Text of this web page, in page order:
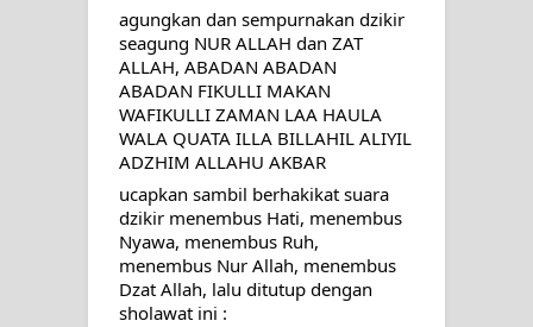
PADANYA
SHAYKH TAREKAT ATAU TUKANG
MUDAH MENGHUKUM
DI TANGAN MURSYID, CINTA
agungkan dan sempurnakan dzikir
seagung NUR ALLAH dan ZAT
ALLAH, ABADAN ABADAN
ABADAN FIKULLI MAKAN
WAFIKULLI ZAMAN LAA HAULA
WALA QUATA ILLA BILLAHIL ALIYIL
ADZHIM ALLAHU AKBAR
ucapkan sambil berhakikat suara
dzikir menembus Hati, menembus
Nyawa, menembus Ruh,
menembus Nur Allah, menembus
Dzat Allah, lalu ditutup dengan
sholawat ini :